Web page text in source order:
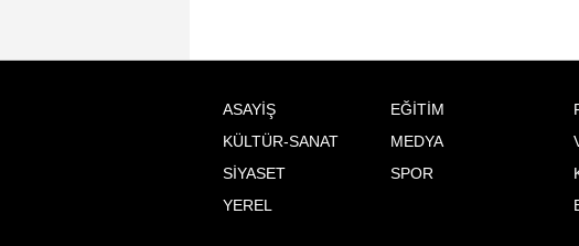
ASAYİŞ
EĞİTİM
KÜLTÜR-SANAT
MEDYA
SİYASET
SPOR
YEREL